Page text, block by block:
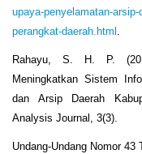
upaya-penyelamatan-
perangkat-daerah.html .
Rahayu, S. H. P.
Meningkatkan Sistem
dan Arsip Daerah
Analysis Journal, 3(3).
Undang-Undang Nomor 43